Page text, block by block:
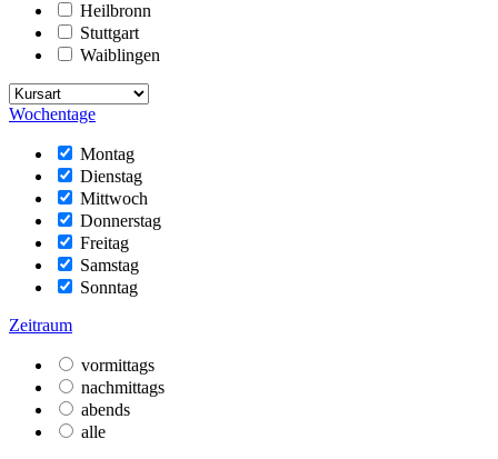
Heilbronn
Stuttgart
Waiblingen
Wochentage
Montag
Dienstag
Mittwoch
Donnerstag
Freitag
Samstag
Sonntag
Zeitraum
vormittags
nachmittags
abends
alle